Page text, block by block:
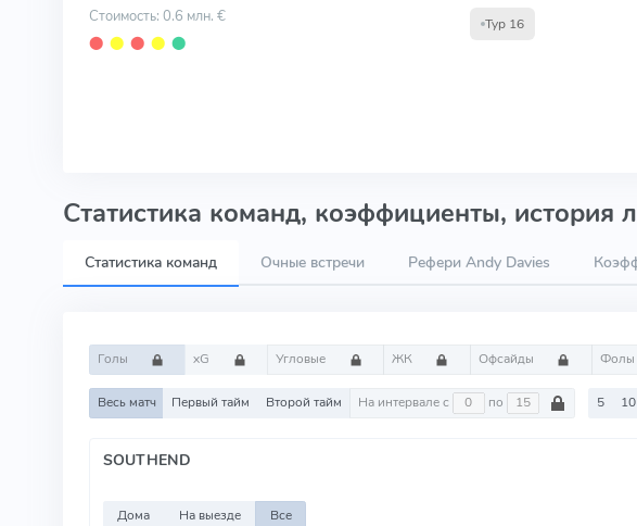
Стоимость: 0.6 млн. €
⬤ ⬤ ⬤ ⬤ ⬤
Тур 16
Статистика команд, коэффициенты, история
Статистика команд Очные встречи Рефери Andy Davies
Голы xG Угловые ЖК Офсайды Фолы
Весь матч Первый тайм Второй тайм На интервале с по 5 10
SOUTHEND
Дома На выезде Все